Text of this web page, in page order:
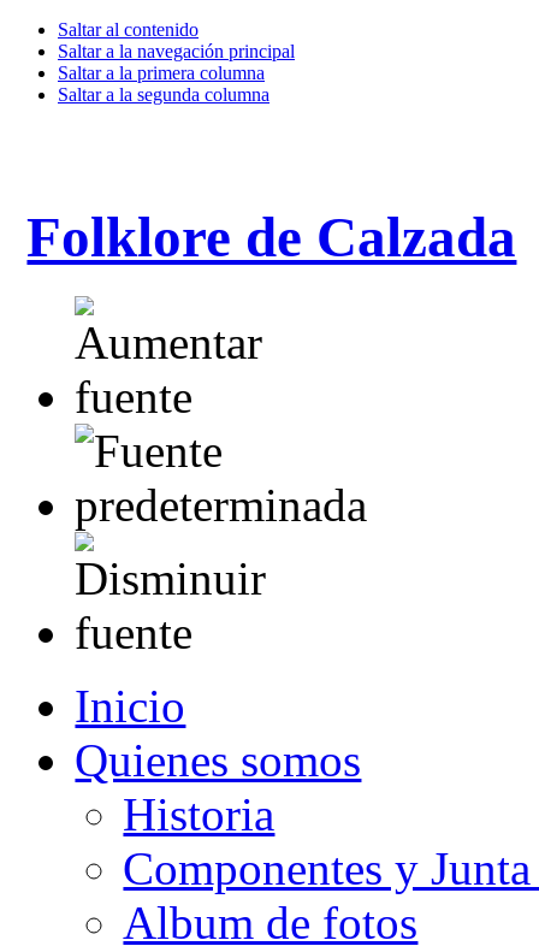
Saltar al contenido
Saltar a la navegación principal
Saltar a la primera columna
Saltar a la segunda columna
Folklore de Calzada
Inicio
Quienes somos
Historia
Componentes y
Album de fotos